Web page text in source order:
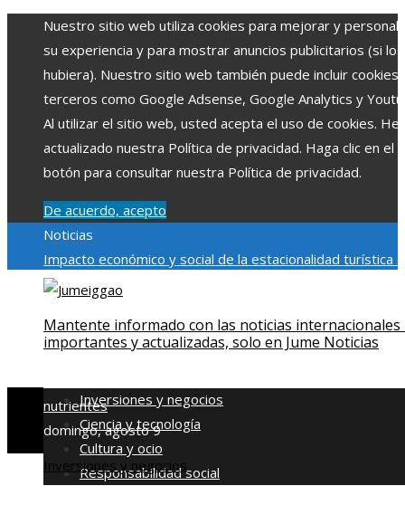
Nuestro sitio web utiliza cookies para mejorar y
su experiencia y para mostrar anuncios publicitarios (si los
hubiera). Nuestro sitio web también puede incluir cookies
terceros como Google Adsense, Google Analytics y
Al utilizar el sitio web, usted acepta el uso de cookies.
actualizado nuestra Política de privacidad. Haga clic en el
botón para consultar nuestra Política de privacidad.
De acuerdo, acepto
Noticias
Impacto económico y social de la estacionalidad turística
Montenegro
ambiental en comunidades chilenasQué revela la escena
créditos de Spider-Man: Brand New Day sobre la
nutrientes
domingo, agosto 9
Mantente informado con las noticias internacionales
importantes y actualizadas, solo en Jume Noticias
Inversiones y negocios
Ciencia y tecnología
Cultura y ocio
Responsabilidad social
Inversiones y negocios